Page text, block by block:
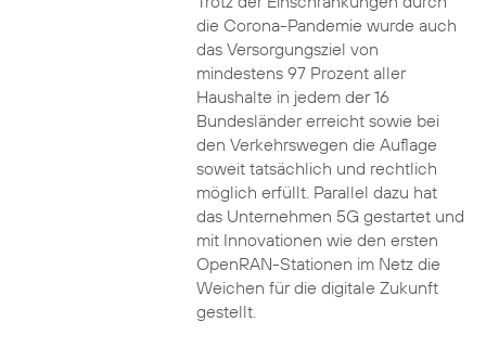
die Corona-Pandemie wurde auch
das Versorgungsziel von
mindestens 97 Prozent aller
Haushalte in jedem der 16
Bundesländer erreicht sowie bei
den Verkehrswegen die Auflage
soweit tatsächlich und rechtlich
möglich erfüllt. Parallel dazu hat
das Unternehmen 5G gestartet und
mit Innovationen wie den ersten
OpenRAN-Stationen im Netz die
Weichen für die digitale Zukunft
gestellt.